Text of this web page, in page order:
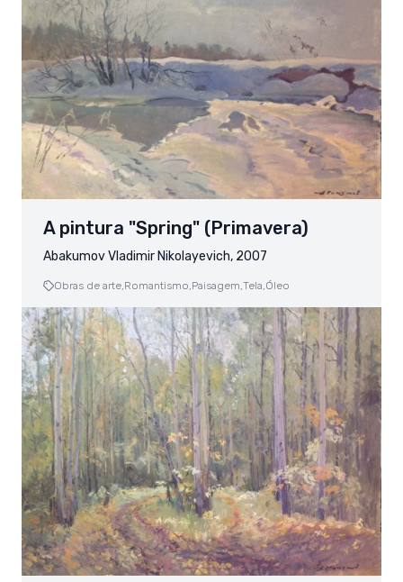
A pintura "Spring" (Primavera)
Abakumov Vladimir Nikolayevich, 2007
Obras de arte, Romantismo, Paisagem, Tela, Óleo